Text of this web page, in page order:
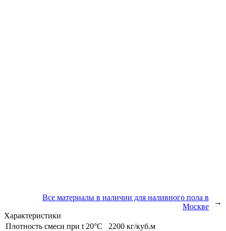
Все материалы в наличии для наливного пола в
Москве
→
Характеристики
Плотность смеси при t 20°C
2200 кг/куб.м